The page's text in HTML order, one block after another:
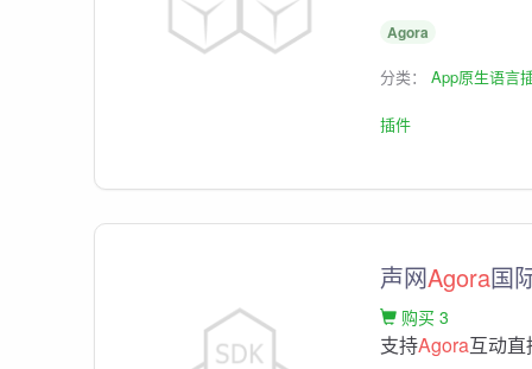
Agora
分类：App原生语言
插件
声网Agora国
购买 3
支持Agora互动直